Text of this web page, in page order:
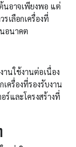
นอาจเพียงพอ แต่
เลือกเครื่องที่
อนาคต
านใช้งานต่อเนื่อง
ครื่องที่รองรับงาน
ร์และโครงสร้างที่